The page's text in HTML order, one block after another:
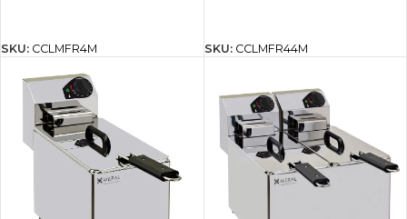
SKU: CCLMFR4M SKU: CCLMFR44M